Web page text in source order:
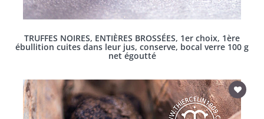
TRUFFES NOIRES, ENTIÈRES BROSSÉES, 1er choix, 1ère
ébullition cuites dans leur jus, conserve, bocal verre 100 g
net égoutté